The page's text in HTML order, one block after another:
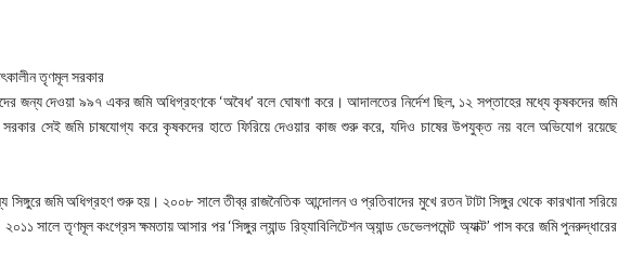
তৃণমূল সরকার
জন্য দেওয়া ৯৯৭ একর জমি অধিগ্রহণকে ‘অবৈধ’ বলে ঘোষণা করে। আদালতের নির্দেশ ছিল, ১২ সপ্তাহের মধ্যে কৃষকদের জমি
সরকার সেই জমি চাষযোগ্য করে কৃষকদের হাতে ফিরিয়ে দেওয়ার কাজ শুরু করে, যদিও চাষের উপযুক্ত নয় বলে অভিযোগ রয়েছে
সিঙ্গুরে জমি অধিগ্রহণ শুরু হয়। ২০০৮ সালে তীব্র রাজনৈতিক আন্দোলন ও প্রতিবাদের মুখে রতন টাটা সিঙ্গুর থেকে কারখানা সরিয়ে
২০১১ সালে তৃণমূল কংগ্রেস ক্ষমতায় আসার পর ‘সিঙ্গুর ল্যান্ড রিহ্যাবিলিটেশন অ্যান্ড ডেভেলপমেন্ট অ্যাক্ট’ পাস করে জমি পুনরুদ্ধারের